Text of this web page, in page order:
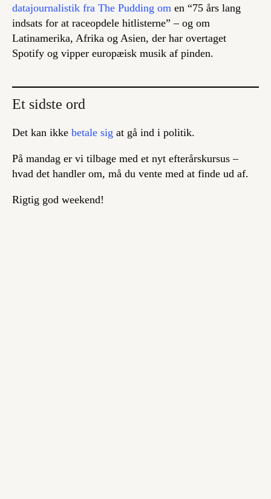
datajournalistik fra The Pudding om en “75 års lang
indsats for at raceopdele hitlisterne” – og om
Latinamerika, Afrika og Asien, der har overtaget
Spotify og vipper europæisk musik af pinden.
Et sidste ord
Det kan ikke betale sig at gå ind i politik.
På mandag er vi tilbage med et nyt efterårskursus –
hvad det handler om, må du vente med at finde ud af.
Rigtig god weekend!